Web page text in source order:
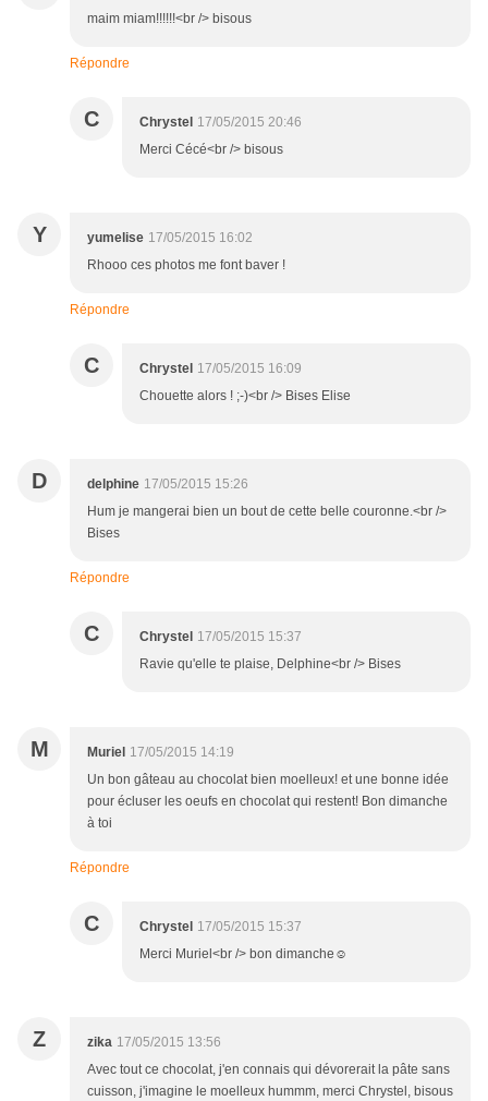
maim miam!!!!!!<br /> bisous
Répondre
C Chrystel 17/05/2015 20:46
Merci Cécé<br /> bisous
Y yumelise 17/05/2015 16:02
Rhooo ces photos me font baver !
Répondre
C Chrystel 17/05/2015 16:09
Chouette alors ! ;-)<br /> Bises Elise
D delphine 17/05/2015 15:26
Hum je mangerai bien un bout de cette belle couronne.<br />
Bises
Répondre
C Chrystel 17/05/2015 15:37
Ravie qu'elle te plaise, Delphine<br /> Bises
M Muriel 17/05/2015 14:19
Un bon gâteau au chocolat bien moelleux! et une bonne idée
pour écluser les oeufs en chocolat qui restent! Bon dimanche
à toi
Répondre
C Chrystel 17/05/2015 15:37
Merci Muriel<br /> bon dimanche☺
Z zika 17/05/2015 13:56
Avec tout ce chocolat, j'en connais qui dévorerait la pâte sans
cuisson, j'imagine le moelleux hummm, merci Chrystel, bisous